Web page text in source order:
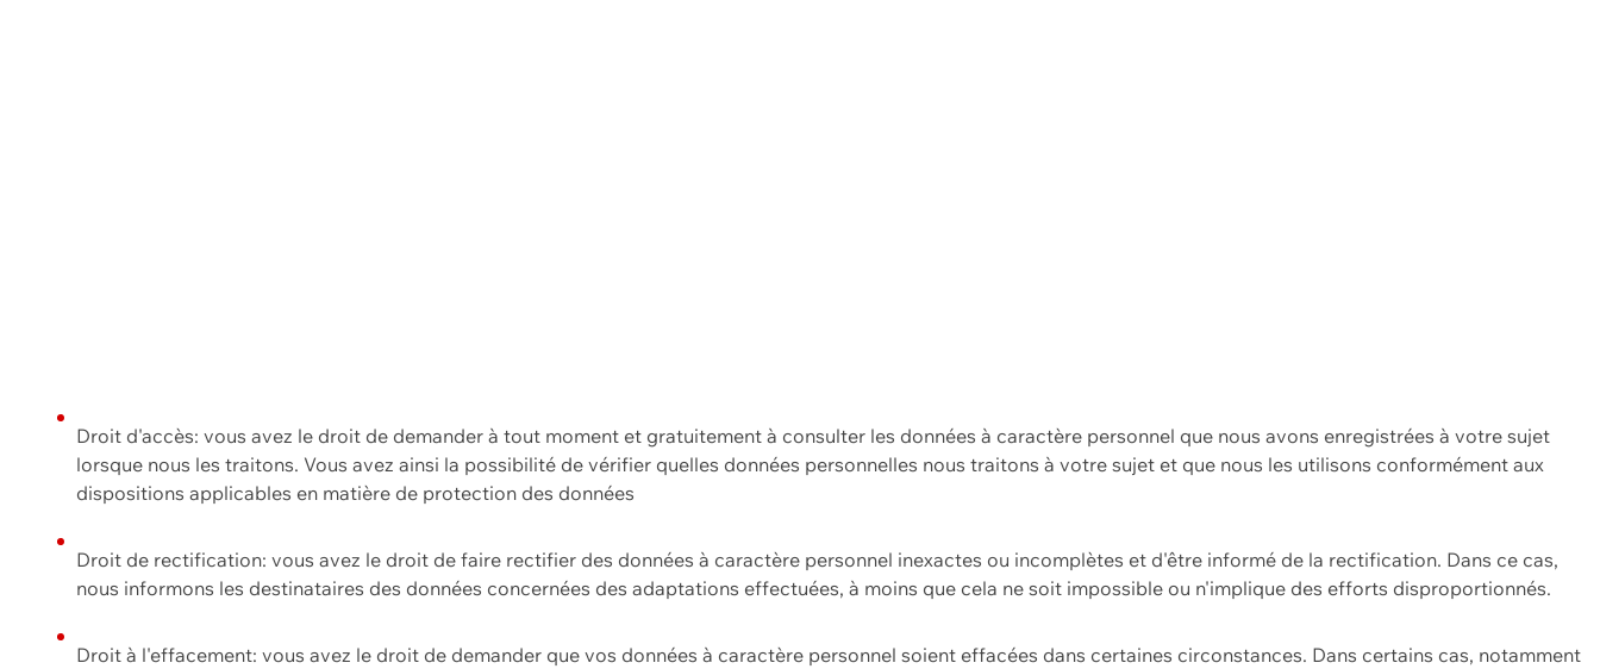
Droit d'accès: vous avez le droit de demander à tout moment et gratuitement à consulter les données à caractère personnel que nous avons enregistrées à votre sujet
lorsque nous les traitons. Vous avez ainsi la possibilité de vérifier quelles données personnelles nous traitons à votre sujet et que nous les utilisons conformément aux
dispositions applicables en matière de protection des données
Droit de rectification: vous avez le droit de faire rectifier des données à caractère personnel inexactes ou incomplètes et d'être informé de la rectification. Dans ce cas,
nous informons les destinataires des données concernées des adaptations effectuées, à moins que cela ne soit impossible ou n'implique des efforts disproportionnés.
Droit à l'effacement: vous avez le droit de demander que vos données à caractère personnel soient effacées dans certaines circonstances. Dans certains cas, notamment